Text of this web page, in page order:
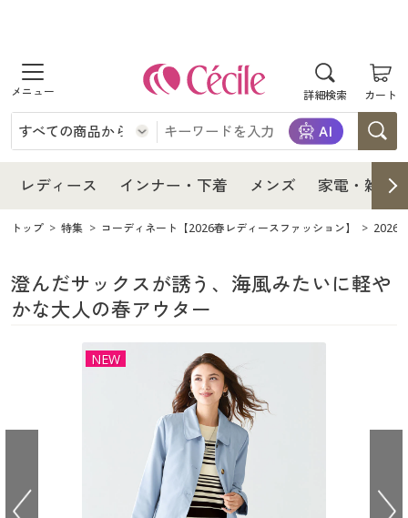
詳細検索 カート
商品を探す
レディース
レディースファッション
女性下着
インナー・下着
インナー・下着通販すべて
女性下着
メンズ
メンズ通販すべて
家電・雑貨
キッチン・雑貨・日用品
寝具・インテリア・家具
寝具・インテリア・家具通販すべて
家具・収納
美容・健康通販すべて
美容・健康・サプリメント
制服・スクール
制服・スクールすべて
レディース インナー・下着 メンズ 家電・雑貨
レディース
レディース通販すべて
レディースファッション
インナー・下着
インナー・下着通販すべて
女性下着
ジュニア・ティーンズ下着
メンズ
メンズ通販すべて
メンズ下着
家電・雑貨
家電
キッチン・雑貨・日用品
寝具・インテリア・家具通販すべて
家具・収納
カーテン・ラグ・ファブリック
美容・健康
美容・健康通販すべて
美容・健康・サプリメント
制服・スクール
大きいサイズ通販すべて
トップ 特集 コーディネート【2026春レディースファッション】 2026
澄んだサックスが誘う、海風みたいに軽や
かな大人の春アウター
NEW